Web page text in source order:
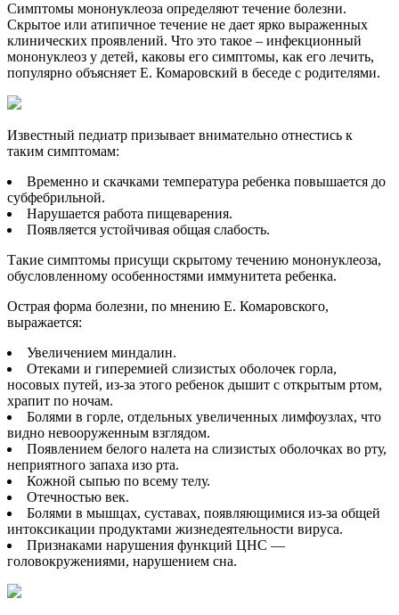
Симптомы мононуклеоза определяют течение болезни.
Скрытое или атипичное течение не дает ярко выраженных
клинических проявлений. Что это такое – инфекционный
мононуклеоз у детей, каковы его симптомы, как его лечить,
популярно объясняет Е. Комаровский в беседе с родителями.
Известный педиатр призывает внимательно отнестись к
таким симптомам:
Временно и скачками температура ребенка повышается до
субфебрильной.
Нарушается работа пищеварения.
Появляется устойчивая общая слабость.
Такие симптомы присущи скрытому течению мононуклеоза,
обусловленному особенностями иммунитета ребенка.
Острая форма болезни, по мнению Е. Комаровского,
выражается:
Увеличением миндалин.
Отеками и гиперемией слизистых оболочек горла,
носовых путей, из-за этого ребенок дышит с открытым ртом,
храпит по ночам.
Болями в горле, отдельных увеличенных лимфоузлах, что
видно невооруженным взглядом.
Появлением белого налета на слизистых оболочках во рту,
неприятного запаха изо рта.
Кожной сыпью по всему телу.
Отечностью век.
Болями в мышцах, суставах, появляющимися из-за общей
интоксикации продуктами жизнедеятельности вируса.
Признаками нарушения функций ЦНС —
головокружениями, нарушением сна.